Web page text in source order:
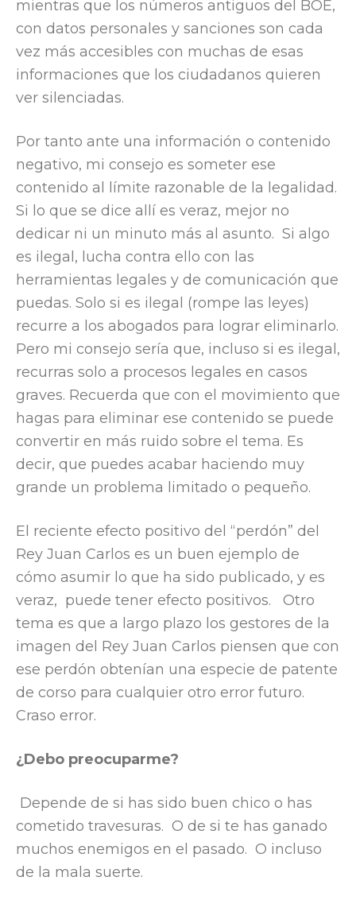
mientras que los números antiguos del BOE,
con datos personales y sanciones son cada
vez más accesibles con muchas de esas
informaciones que los ciudadanos quieren
ver silenciadas.
Por tanto ante una información o contenido
negativo, mi consejo es someter ese
contenido al límite razonable de la legalidad.
Si lo que se dice allí es veraz, mejor no
dedicar ni un minuto más al asunto. Si algo
es ilegal, lucha contra ello con las
herramientas legales y de comunicación que
puedas. Solo si es ilegal (rompe las leyes)
recurre a los abogados para lograr eliminarlo.
Pero mi consejo sería que, incluso si es ilegal,
recurras solo a procesos legales en casos
graves. Recuerda que con el movimiento que
hagas para eliminar ese contenido se puede
convertir en más ruido sobre el tema. Es
decir, que puedes acabar haciendo muy
grande un problema limitado o pequeño.
El reciente efecto positivo del “perdón” del
Rey Juan Carlos es un buen ejemplo de
cómo asumir lo que ha sido publicado, y es
veraz, puede tener efecto positivos. Otro
tema es que a largo plazo los gestores de la
imagen del Rey Juan Carlos piensen que con
ese perdón obtenían una especie de patente
de corso para cualquier otro error futuro.
Craso error.
¿Debo preocuparme?
Depende de si has sido buen chico o has
cometido travesuras. O de si te has ganado
muchos enemigos en el pasado. O incluso
de la mala suerte.